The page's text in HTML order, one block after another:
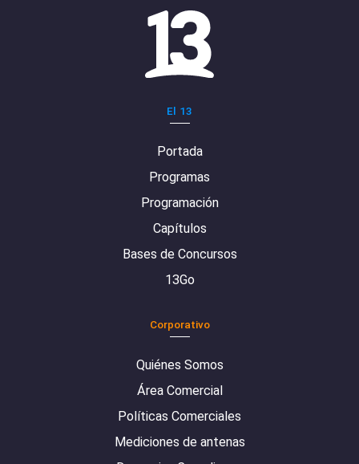
El 13
Portada
Programas
Programación
Capítulos
Bases de Concursos
13Go
Corporativo
Quiénes Somos
Área Comercial
Políticas Comerciales
Mediciones de antenas